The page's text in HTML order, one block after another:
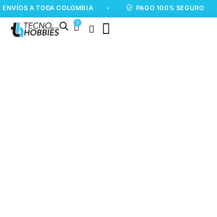
TODA COLOMBIA • PAGO 100% SEGURO •
0